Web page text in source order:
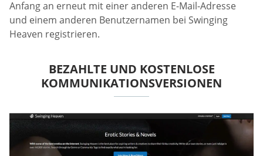
Anfang an erneut mit einer anderen E-Mail-Adresse
und einem anderen Benutzernamen bei Swinging
Heaven registrieren.
BEZAHLTE UND KOSTENLOSE
KOMMUNIKATIONSVERSIONEN